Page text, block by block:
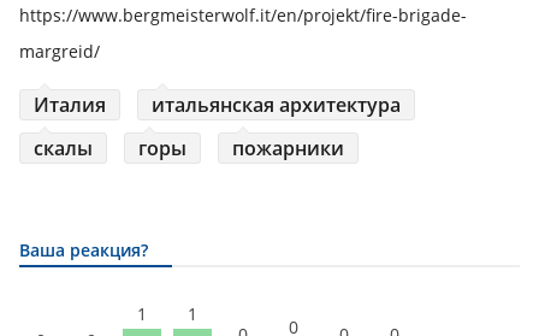
https://www.bergmeisterwolf.it/en/projekt/fire-brigade-
margreid/
Италия
итальянская архитектура
скалы
горы пожарники
Ваша реакция?
1
1
0